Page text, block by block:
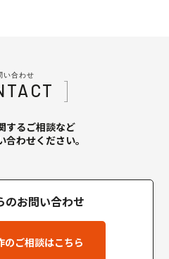
い合わせ
するご相談など
合わせください。
のお問い合わせ
のご相談はこちら